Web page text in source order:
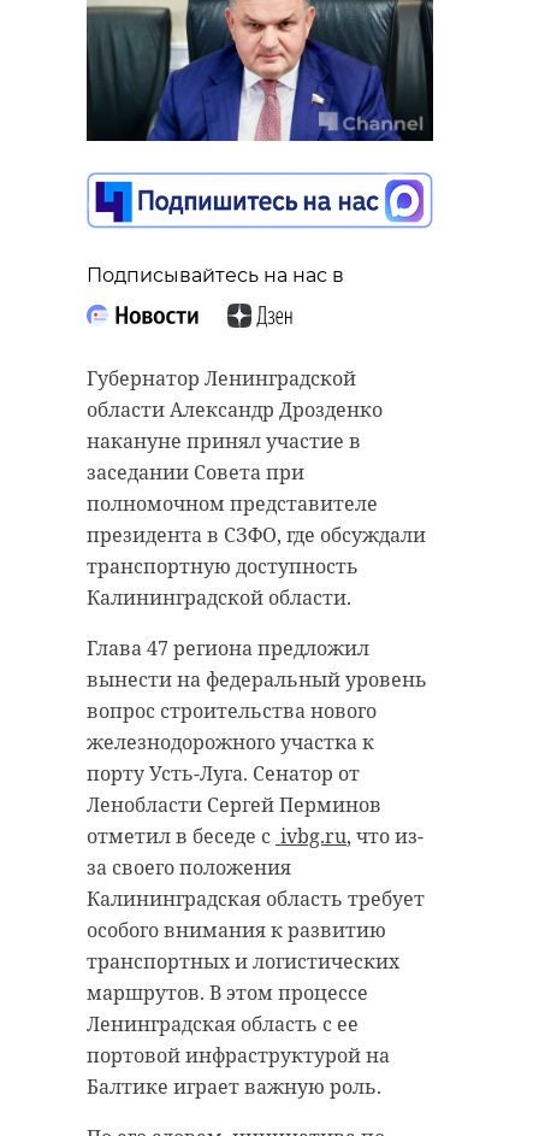
Подписывайтесь на нас в
Губернатор Ленинградской
области Александр Дрозденко
накануне принял участие в
заседании Совета при
полномочном представителе
президента в СЗФО, где обсуждали
транспортную доступность
Калининградской области.
Глава 47 региона предложил
вынести на федеральный уровень
вопрос строительства нового
железнодорожного участка к
порту Усть-Луга. Сенатор от
Ленобласти Сергей Перминов
отметил в беседе с ivbg.ru, что из-
за своего положения
Калининградская область требует
особого внимания к развитию
транспортных и логистических
маршрутов. В этом процессе
Ленинградская область с ее
портовой инфраструктурой на
Балтике играет важную роль.
Капитальный
ремонт на
Среднеохтинском
проспекте Пете ...
01 августа 2019, 13:31
В
более 4500
получают
...
01 августа, 09:00